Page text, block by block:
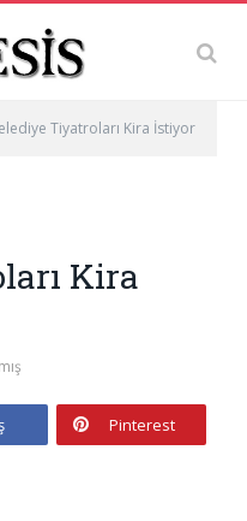
Tiyatroları Kira İstiyor
Kira
Pinterest